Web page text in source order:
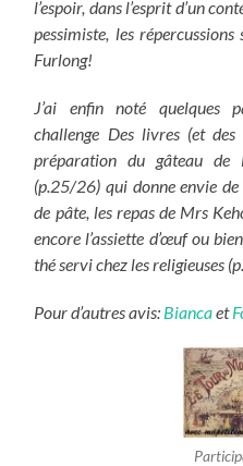
l’espoir, dans l’esprit d’un
pessimiste, les
Furlong!
J’ai enfin noté quelques
challenge Des livres (et
préparation du gâteau
(p.25/26) qui donne envie
de pâte, les repas de Mrs
encore l’assiette d’œuf ou
thé servi chez les religieuses
Pour d’autres avis: Biancaet